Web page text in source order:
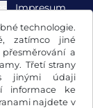
technologie.
zatímco jiné
a
Třetí strany
jinými údaji
informace ke
najdete v
Impresum